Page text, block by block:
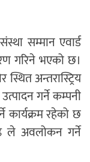
सम्मान एवार्ड
गरिने भएको छ।
अन्तरास्ट्रिय
गर्ने कम्पनी
कार्यक्रम रहेको छ
ले अवलोकन गर्ने